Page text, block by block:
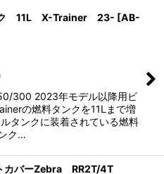
込む
ク 11L X-Trainer 23- [AB-
300 2023年モデル以降用ビ
の燃料タンクを11Lまで増
タンクに装着されている燃料
ク…
カバーZebra RR2T/4T